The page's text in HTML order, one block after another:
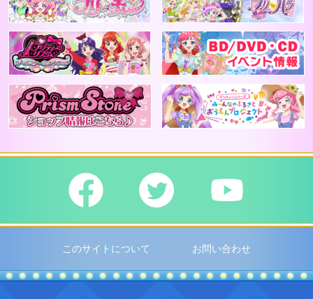
プリティーリズム
PrismStone ショップ情報はこちら
このサイトについて お問い合わせ